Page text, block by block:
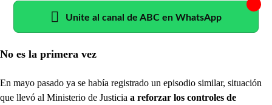
Unite al canal de ABC en WhatsApp
No es la primera vez
En mayo pasado ya se había registrado un episodio similar, situación
que llevó al Ministerio de Justicia a reforzar los controles de